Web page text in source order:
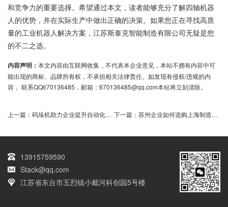
和竞争力的重要选择。希望通过本文，读者能够充分了解四轴机器
人的优势，并在实际生产中做出正确的决策。如果您正在寻找高质
量的工业机器人解决方案，江苏斯泰克智能制造有限公司无疑是您
的不二之选。
内容声明： 本文内容由互联网收集，不代表本企业意见，本站不拥有内容中可
能出现的商标、品牌所有权，不承担相关法律责任。如发现有侵权/违规的内
容， 联系QQ670136485，邮箱：670136485@qq.com本站将立刻清除。
上一篇： 码垛机助力企业提升自动化生产效率 下一篇： 苏州企业如何选购上海制造的车床上下料机械手？
13915759590
Stack@qq.com
江苏省东台市五烈镇小戴河科创园5号楼